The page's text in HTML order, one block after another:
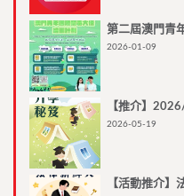
第二屆澳門青
2026-01-09
【推介】
2026-05-19
【活動推介】